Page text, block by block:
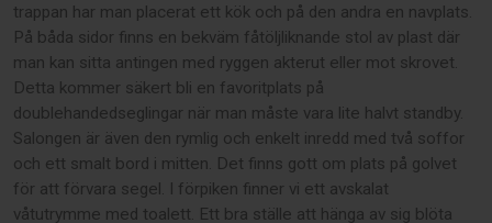
trappan har man placerat ett kök och på den andra en navplats.
På båda sidor finns en bekväm fåtöljliknande stol av plast där
man kan sitta antingen med ryggen akterut eller mot skrovet.
Detta kommer säkert bli en favoritplats på
doublehandedseglingar när man måste vara lite halvt standby.
Salongen är även den rymlig och enkelt inredd med två soffor
och ett smalt bord i mitten. Det finns gott om plats på golvet
för att förvara segel. I förpiken finner vi ett avskalat
våtutrymme med toalett. Ett bra ställe att hänga av sig blöta